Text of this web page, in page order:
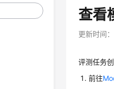
查看
更新时间：
评测任务
前往